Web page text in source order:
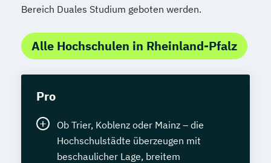
Bereich Duales Studium geboten werden.
Alle Hochschulen in Rheinland-Pfalz
Pro
Ob Trier, Koblenz oder Mainz – die
Hochschulstädte überzeugen mit
beschaulicher Lage, breitem